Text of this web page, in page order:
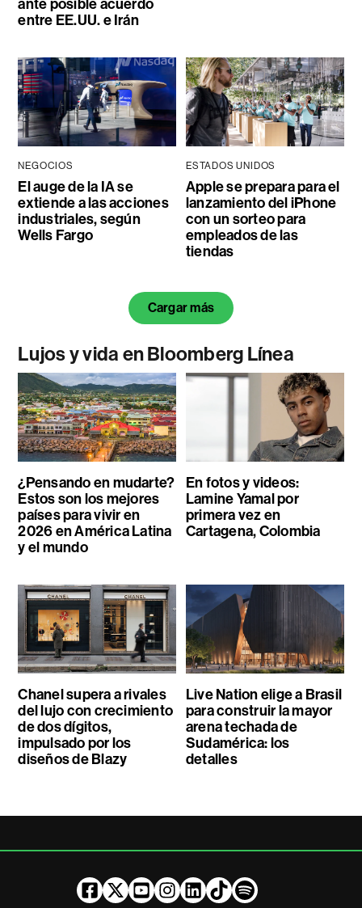
ante posible acuerdo
entre EE.UU. e Irán
NEGOCIOS
El auge de la IA se
extiende a las acciones
industriales, según
Wells Fargo
ESTADOS UNIDOS
Apple se prepara para el
lanzamiento del iPhone
con un sorteo para
empleados de las
tiendas
Cargar más
Lujos y vida en Bloomberg Línea
¿Pensando en mudarte?
Estos son los mejores
países para vivir en
2026 en América Latina
y el mundo
En fotos y videos:
Lamine Yamal por
primera vez en
Cartagena, Colombia
Chanel supera a rivales
del lujo con crecimiento
de dos dígitos,
impulsado por los
diseños de Blazy
Live Nation elige a Brasil
para construir la mayor
arena techada de
Sudamérica: los
detalles